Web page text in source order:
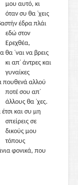
μου αυτό, κι
όταν συ θα ᾽χεις
έδρα πλάι
εδώ στον
Ερεχθέα,
θα ᾽ναι να βρεις
κι απ᾽ άντρες και
γυναίκες
πουθενά αλλού
ποτέ σου απ᾽
άλλους θα ᾽χες.
και συ μη
σπείρεις σε
δικούς μου
τόπους
φονικά, που